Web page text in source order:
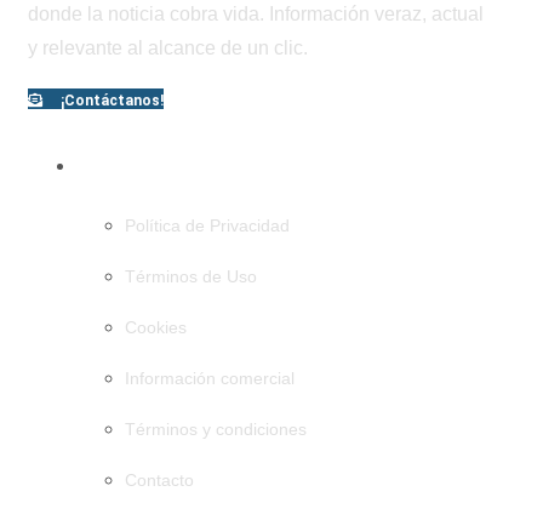
donde la noticia cobra vida. Información veraz, actual
y relevante al alcance de un clic.
¡Contáctanos!
Política de Privacidad
Términos de Uso
Cookies
Información comercial
Términos y condiciones
Contacto